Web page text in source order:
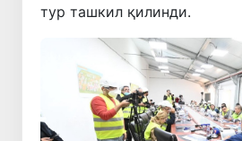
тур ташкил қилинди.